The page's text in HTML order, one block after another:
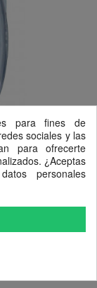
para fines de
sociales y las
para ofrecerte
¿Aceptas
personales